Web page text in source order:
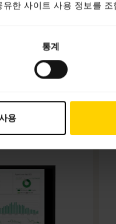
한 사이트 사용 정보를 조
통계
용
및 앱